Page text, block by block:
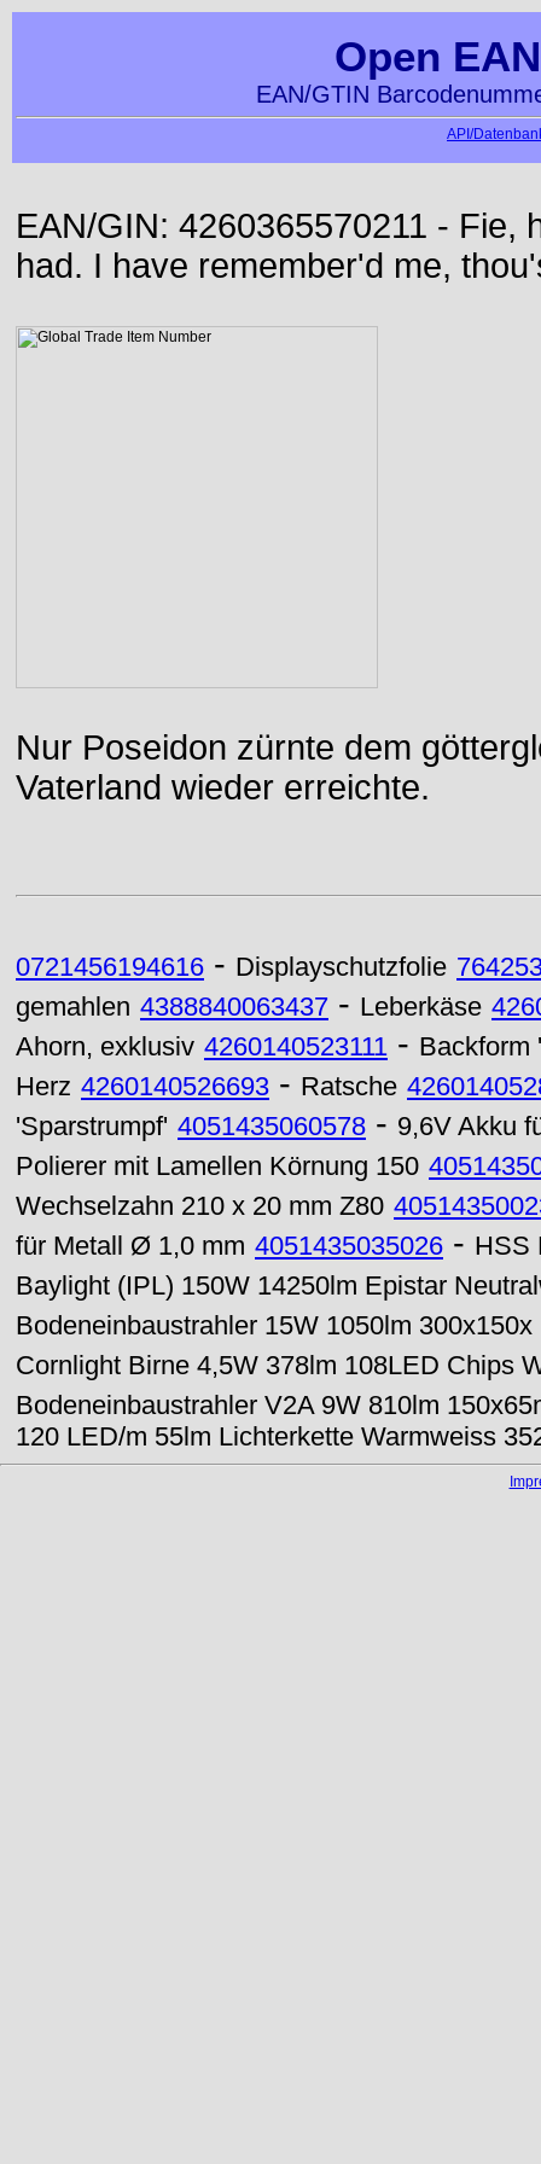
Open
EAN/GTIN
API/
EAN/GIN: 4260365570211 - Fie,
had. I have remember'd me,
Nur Poseidon zürnte dem
Vaterland wieder erreichte.
0721456194616 - Displayschutzfolie
gemahlen 4388840063437 - Leberkäse
Ahorn, exklusiv 4260140523111 - Backform
Herz 4260140526693 - Ratsche
'Sparstrumpf' 4051435060578 - 9,6V Akku
Polierer mit Lamellen Körnung 150
Wechselzahn 210 x 20 mm Z80
für Metall Ø 1,0 mm 4051435035026 - HSS
Baylight (IPL) 150W 14250lm Epistar
Bodeneinbaustrahler 15W 1050lm
Cornlight Birne 4,5W 378lm 108LED Chips
Bodeneinbaustrahler V2A 9W 810lm
120 LED/m 55lm Lichterkette Warmweiss